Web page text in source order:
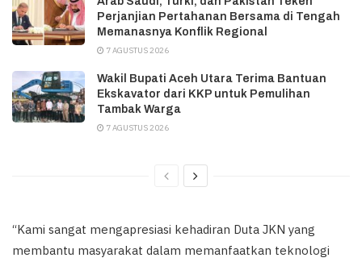
Perjanjian Pertahanan Bersama di Tengah
Memanasnya Konflik Regional
7 AGUSTUS 2026
Wakil Bupati Aceh Utara Terima Bantuan
Ekskavator dari KKP untuk Pemulihan
Tambak Warga
7 AGUSTUS 2026
“Kami sangat mengapresiasi kehadiran Duta JKN yang
membantu masyarakat dalam memanfaatkan teknologi